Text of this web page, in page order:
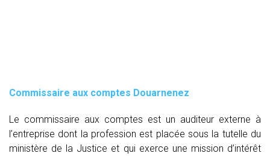
Commissaire aux comptes Douarnenez
Le commissaire aux comptes est un auditeur externe à
l’entreprise dont la profession est placée sous la tutelle du
ministère de la Justice et qui exerce une mission d’intérêt